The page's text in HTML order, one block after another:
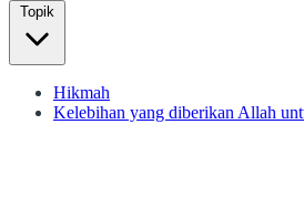
Topik
Hikmah
Kelebihan yang diberikan Allah